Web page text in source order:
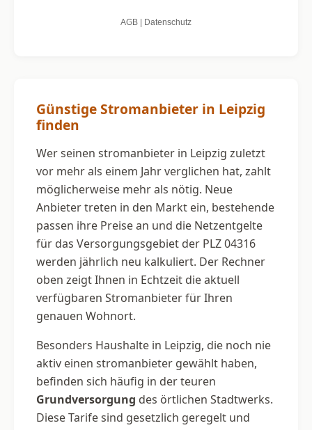
Günstige Stromanbieter in Leipzig
finden
Wer seinen stromanbieter in Leipzig zuletzt
vor mehr als einem Jahr verglichen hat, zahlt
möglicherweise mehr als nötig. Neue
Anbieter treten in den Markt ein, bestehende
passen ihre Preise an und die Netzentgelte
für das Versorgungsgebiet der PLZ 04316
werden jährlich neu kalkuliert. Der Rechner
oben zeigt Ihnen in Echtzeit die aktuell
verfügbaren Stromanbieter für Ihren
genauen Wohnort.
Besonders Haushalte in Leipzig, die noch nie
aktiv einen stromanbieter gewählt haben,
befinden sich häufig in der teuren
Grundversorgung des örtlichen Stadtwerks.
Diese Tarife sind gesetzlich geregelt und